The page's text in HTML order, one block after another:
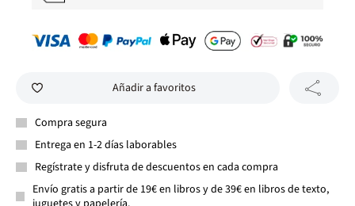
Añadir a favoritos
Compra segura
Entrega en 1-2 días laborables
Regístrate y disfruta de descuentos en cada compra
Envío gratis a partir de 19€ en libros y de 39€ en libros de texto,